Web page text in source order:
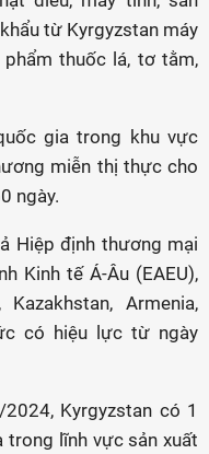
từ Kyrgyzstan máy
thuốc lá, tơ tằm,
gia trong khu vực
miễn thị thực cho
ngày.
Hiệp định thương mại
Kinh tế Á-Âu (EAEU),
Armenia,
có hiệu lực từ ngày
Kyrgyzstan có 1
trong lĩnh vực sản xuất